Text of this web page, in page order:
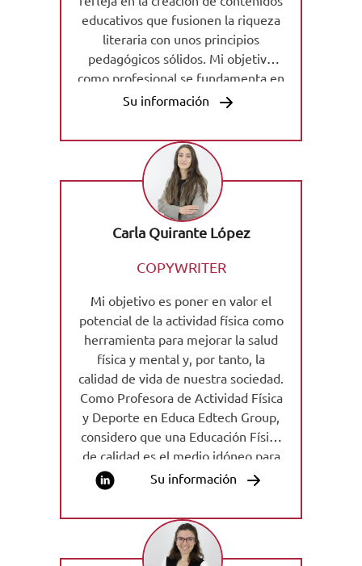
educativos que fusionen la riqueza
literaria con unos principios
pedagógicos sólidos. Mi objetivo
como profesional se fundamenta en
la promoción de las habilidades
educación enriquecedora y
significativa.
Su información
Carla Quirante López
COPYWRITER
Mi objetivo es poner en valor el
potencial de la actividad física como
herramienta para mejorar la salud
física y mental y, por tanto, la
calidad de vida de nuestra sociedad.
Como Profesora de Actividad Física
y Deporte en Educa Edtech Group,
considero que una Educación Física
de calidad es el medio idóneo para
conseguirlo, promoviendo en el
significativo y de valor en relación
con sus hábitos diarios.
Su información